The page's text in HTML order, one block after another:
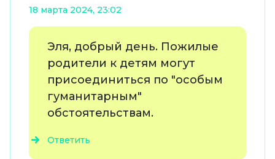
18 марта 2024, 23:02
Эля, добрый день. Пожилые
родители к детям могут
присоединиться по "особым
гуманитарным"
обстоятельствам.
Ответить